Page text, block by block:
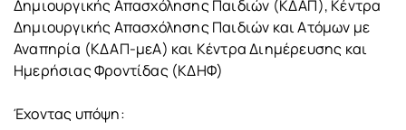
Δημιουργικής Απασχόλησης Παιδιών (ΚΔΑΠ), Κέντρα
Δημιουργικής Απασχόλησης Παιδιών και Ατόμων με
Αναπηρία (ΚΔΑΠ-μεΑ) και Κέντρα Διημέρευσης και
Ημερήσιας Φροντίδας (ΚΔΗΦ)
Έχοντας υπόψη: